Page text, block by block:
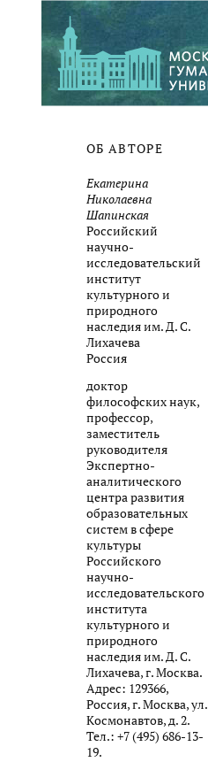
ОБ АВТОРЕ
Екатерина
Николаевна
Шапинская
Российский
научно-
исследовательский
институт
культурного и
природного
наследия им. Д. С.
Лихачева
Россия
доктор
философских наук,
профессор,
заместитель
руководителя
Экспертно-
аналитического
центра развития
образовательных
систем в сфере
культуры
Российского
научно-
исследовательского
института
культурного и
природного
наследия им. Д. С.
Лихачева, г. Москва.
Адрес: 129366,
Россия, г. Москва, ул.
Космонавтов, д. 2.
Тел.: +7 (495) 686-13-
19.